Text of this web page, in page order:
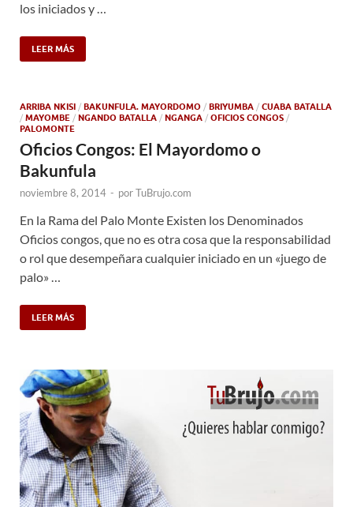
los iniciados y …
LEER MÁS
ARRIBA NKISI / BAKUNFULA. MAYORDOMO / BRIYUMBA / CUABA BATALLA
/ MAYOMBE / NGANDO BATALLA / NGANGA / OFICIOS CONGOS /
PALOMONTE
Oficios Congos: El Mayordomo o
Bakunfula
noviembre 8, 2014 - porTuBrujo.com
En la Rama del Palo Monte Existen los Denominados
Oficios congos, que no es otra cosa que la responsabilidad
o rol que desempeñara cualquier iniciado en un «juego de
palo» …
LEER MÁS